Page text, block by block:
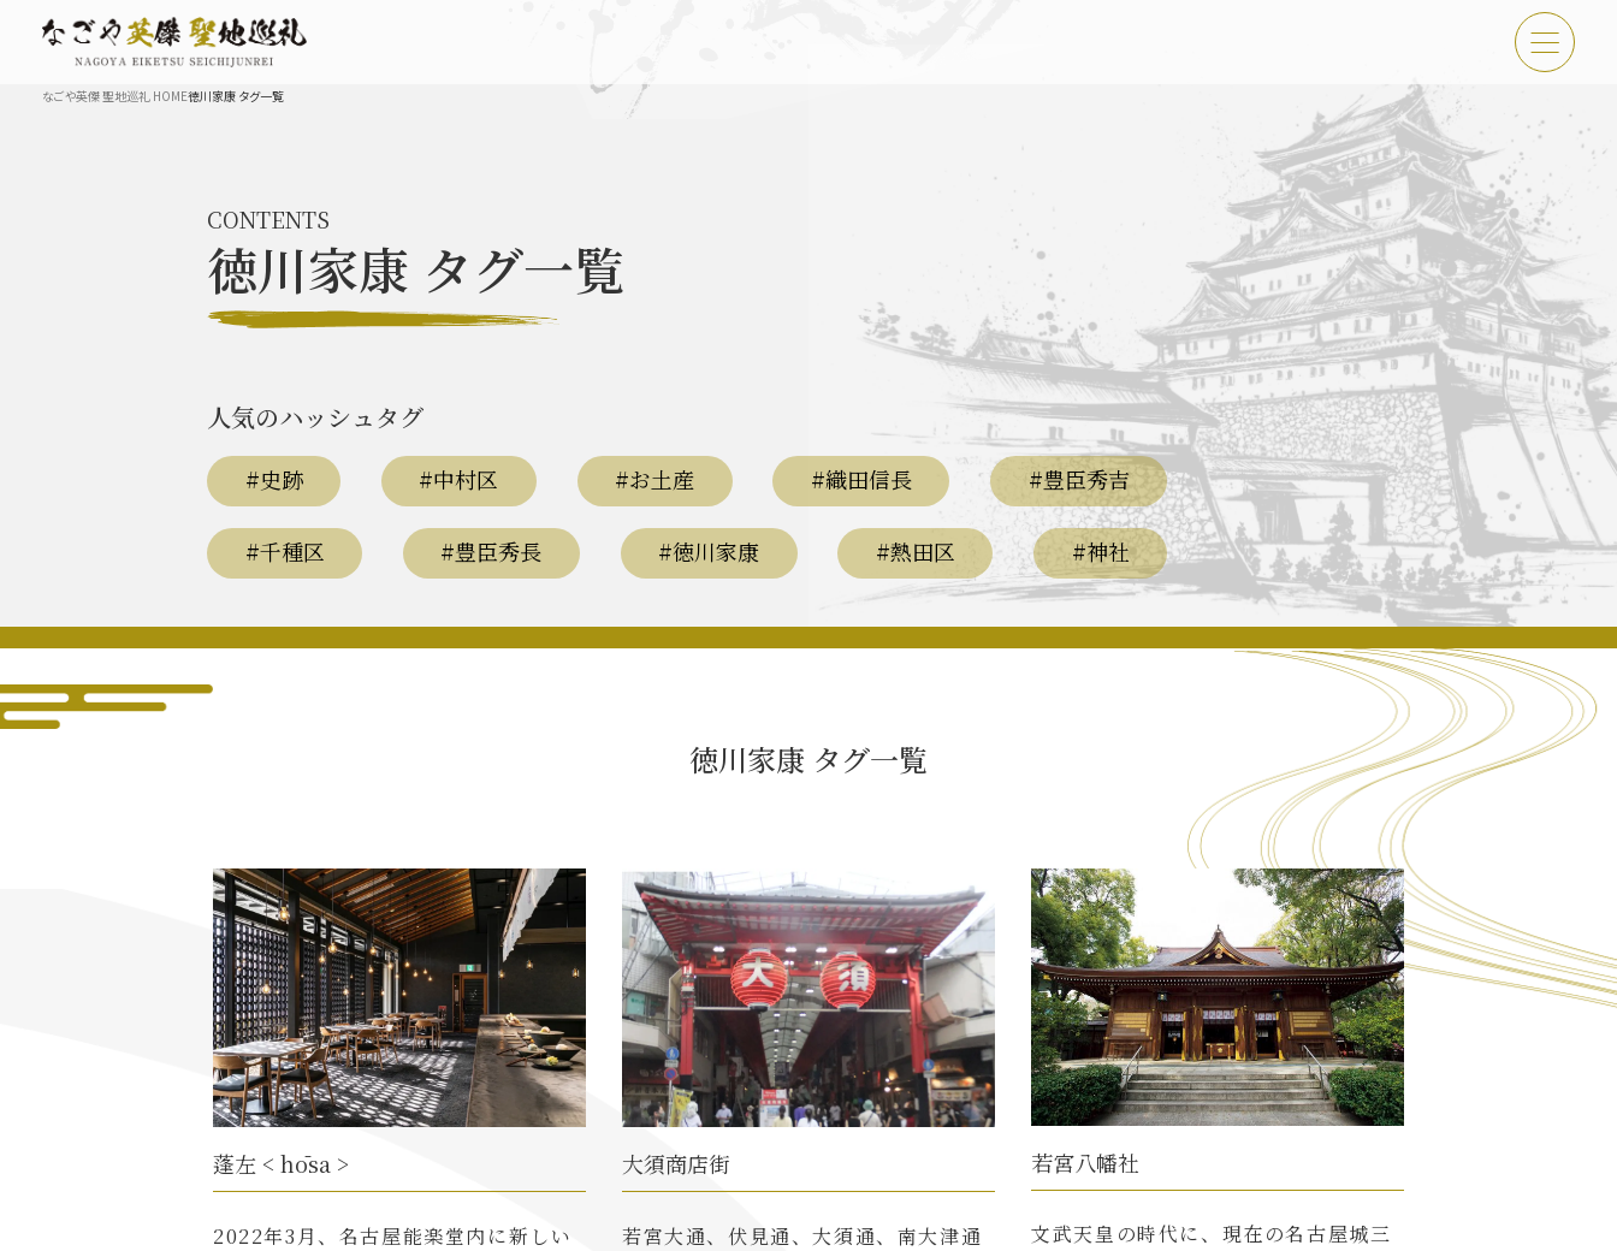
なごや英傑 史跡 一覧
なごや英傑 グルメ・土産 一覧 なごや英傑 体験・イベント
豊臣秀長と名古屋の関係 秀長グルメ・土産一覧 名古屋＜秀長＞観光モデルコース
豊臣秀吉と名古屋の関係 秀吉関連 史跡 一覧 秀吉グルメ・土産 一覧 秀吉功路
織田信長と名古屋の関係 信長関連 史跡 一覧 信長グルメ・土産一覧 信長攻路
家康関連 史跡 一覧 家康グルメ・土産 一覧 名古屋＜家康＞観光モデルコース
前田利家と名古屋の関係 利家関連 史跡 一覧 犬千代ルート
加藤清正と名古屋の関係 清正関連 史跡 一覧 名古屋＜清正＞観光モデルコース
なごや英傑 聖地巡礼 HOME徳川家康 タグ一覧
CONTENTS
徳川家康 タグ一覧
人気のハッシュタグ
#史跡 #中村区 #お土産 #織田信長 #豊臣秀吉
#千種区 #豊臣秀長 #徳川家康 #熱田区 #神社
徳川家康 タグ一覧
蓬左 < hōsa >
2022年3月、名古屋能楽堂内に新しい
大須商店街
若宮大通、伏見通、大須通、南大津通
若宮八幡社
文武天皇の時代に、現在の名古屋城三